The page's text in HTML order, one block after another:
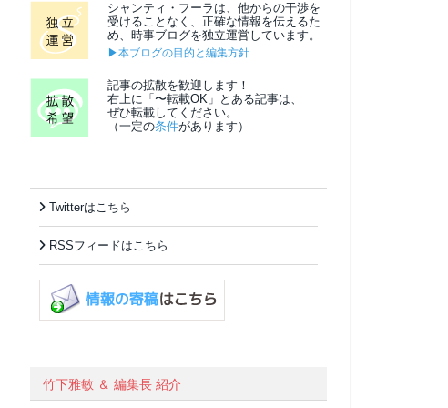
シャンティ・フーラは、他からの干渉を
受けることなく、正確な情報を伝えるた
め、時事ブログを独立運営しています。
▶本ブログの目的と編集方針
記事の拡散を歓迎します！
右上に「〜転載OK」とある記事は、
ぜひ転載してください。
（一定の条件があります）
Twitterはこちら
RSSフィードはこちら
竹下雅敏 ＆ 編集長 紹介